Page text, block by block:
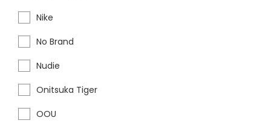
Nike
No Brand
Nudie
Onitsuka Tiger
OOU